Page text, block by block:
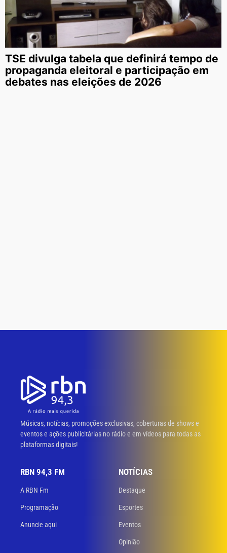
TSE divulga tabela que definirá tempo de
propaganda eleitoral e participação em
debates nas eleições de 2026
Músicas, notícias, promoções exclusivas, coberturas de shows e
eventos e ações publicitárias no rádio e em vídeos para todas as
plataformas digitais!
RBN 94,3 FM
A RBN Fm
Programação
Anuncie aqui
NOTÍCIAS
Destaque
Esportes
Eventos
Opinião